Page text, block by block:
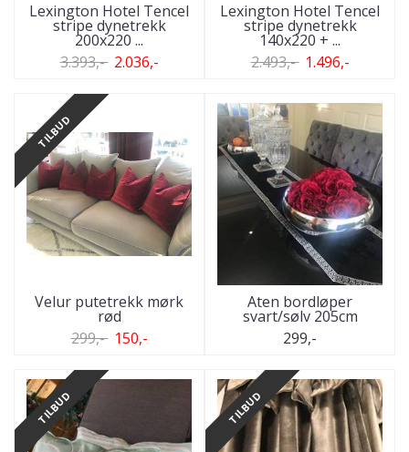
Lexington Hotel Tencel
stripe dynetrekk
200x220 ...
3.393,- 2.036,-
Lexington Hotel Tencel
stripe dynetrekk
140x220 + ...
2.493,- 1.496,-
TILBUD
Velur putetrekk mørk
rød
299,- 150,-
Aten bordløper
svart/sølv 205cm
299,-
TILBUD TILBUD